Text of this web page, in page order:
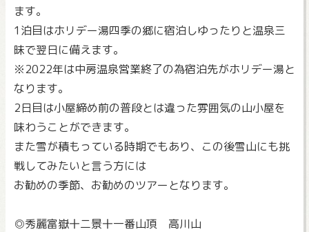
ます。
1泊目はホリデー湯四季の郷に宿泊しゆったりと温泉三
昧で翌日に備えます。
※2022年は中房温泉営業終了の為宿泊先がホリデー湯と
なります。
2日目は小屋締め前の普段とは違った雰囲気の山小屋を
味わうことができます。
また雪が積もっている時期でもあり、この後雪山にも挑
戦してみたいと言う方には
お勧めの季節、お勧めのツアーとなります。
◎秀麗富嶽十二景十一番山頂 高川山